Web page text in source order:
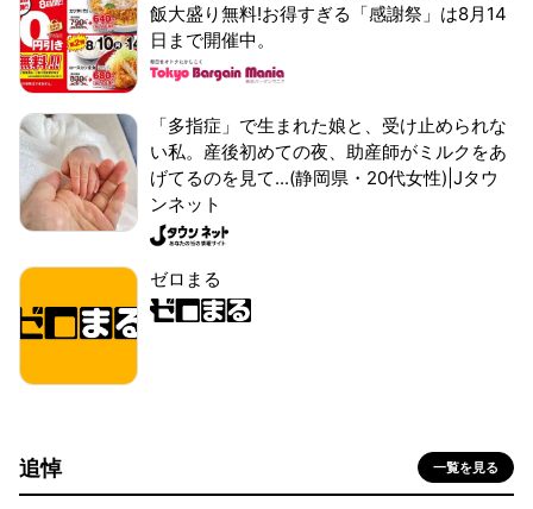
飯大盛り無料!お得すぎる「感謝祭」は8月14
日まで開催中。
「多指症」で生まれた娘と、受け止められな
い私。産後初めての夜、助産師がミルクをあ
げてるのを見て...(静岡県・20代女性)|Jタウ
ンネット
ゼロまる
追悼 一覧を見る